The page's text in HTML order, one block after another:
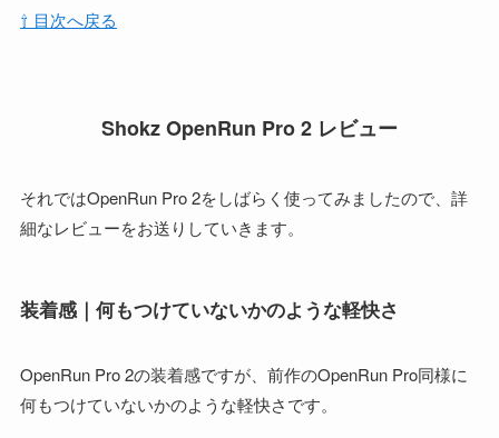
⇧ 目次へ戻る
Shokz OpenRun Pro 2 レビュー
それではOpenRun Pro 2をしばらく使ってみましたので、詳
細なレビューをお送りしていきます。
装着感｜何もつけていないかのような軽快さ
OpenRun Pro 2の装着感ですが、前作のOpenRun Pro同様に
何もつけていないかのような軽快さです。